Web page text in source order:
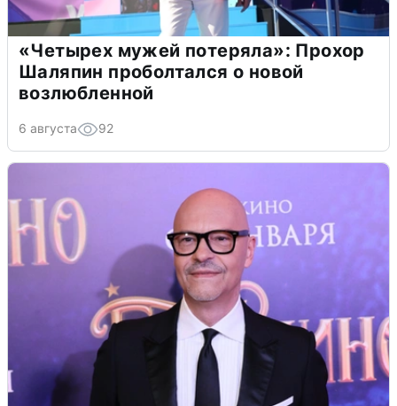
«Четырех мужей потеряла»: Прохор
Шаляпин проболтался о новой
возлюбленной
6 августа 92